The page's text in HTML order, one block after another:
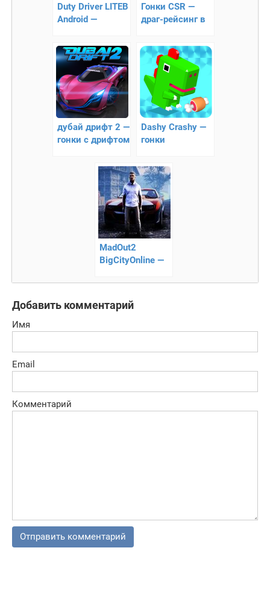
Duty Driver LITEB
Android —
гонки
Гонки CSR —
драг-рейсинг в
дубай дрифт 2 —
гонки с дрифтом
Dashy Crashy —
гонки
MadOut2
BigCityOnline —
открытым
миром!
Добавить комментарий
Имя
Email
Комментарий